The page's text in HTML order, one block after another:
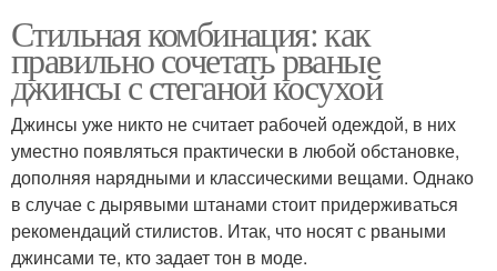
Стильная комбинация: как
правильно сочетать рваные
джинсы с стеганой косухой
Джинсы уже никто не считает рабочей одеждой, в них
уместно появляться практически в любой обстановке,
дополняя нарядными и классическими вещами. Однако
в случае с дырявыми штанами стоит придерживаться
рекомендаций стилистов. Итак, что носят с рваными
джинсами те, кто задает тон в моде.